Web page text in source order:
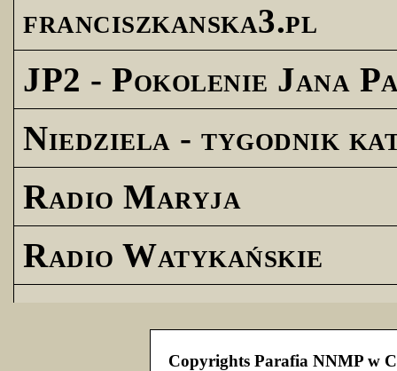
franciszkanska3.pl
JP2 - Pokolenie Jana
Niedziela - tygodnik
Radio Maryja
Radio Watykańskie
Copyrights Parafia NNMP w